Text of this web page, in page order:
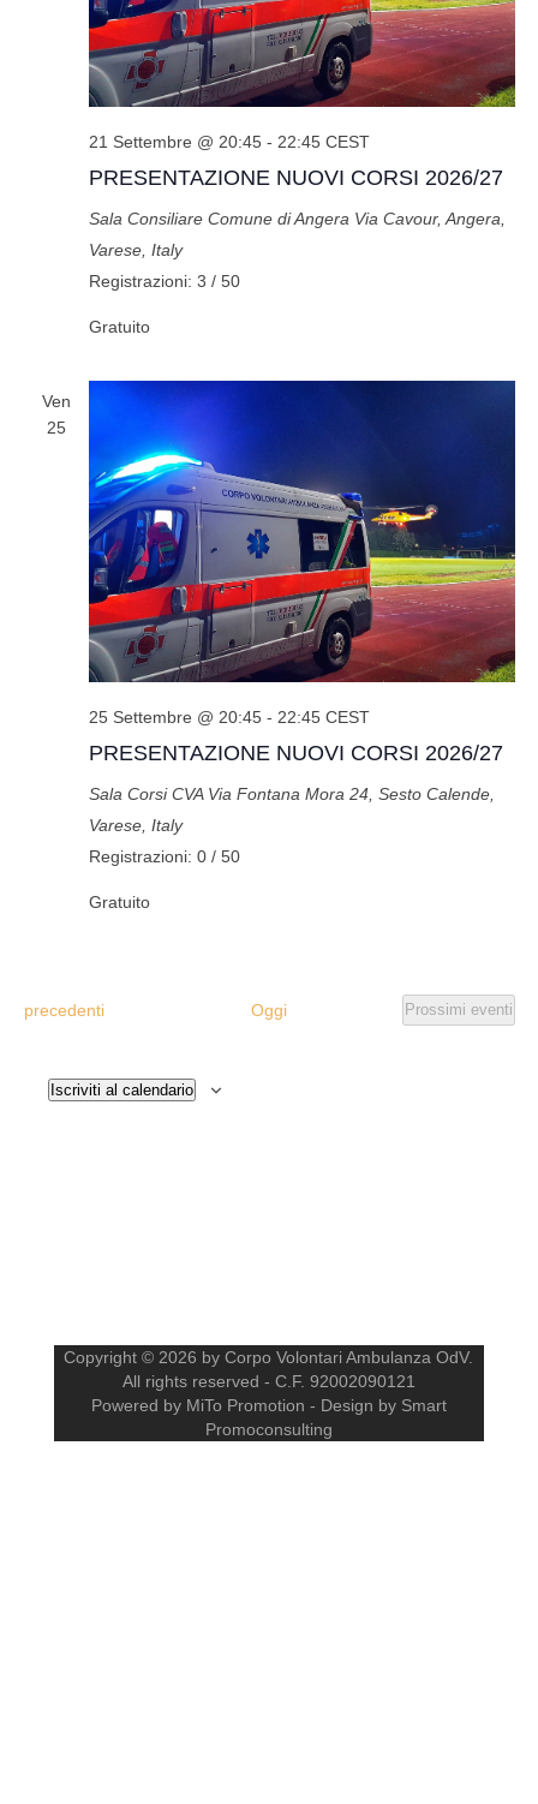
PRESENTAZIONE NUOVI CORSI 2026/27
21 Settembre @ 20:45- 22:45 CEST
Sala Consiliare Comune di Angera Via Cavour, Angera,
Varese, Italy
Registrazioni: 3 / 50
Gratuito
Ven
25
PRESENTAZIONE NUOVI CORSI 2026/27
25 Settembre @ 20:45- 22:45 CEST
Sala Corsi CVA Via Fontana Mora 24, Sesto Calende,
Varese, Italy
Registrazioni: 0 / 50
Gratuito
Eventi
precedenti Oggi Prossimi eventi
Iscriviti al calendario
Copyright © 2026 by Corpo Volontari Ambulanza OdV.
All rights reserved - C.F. 92002090121
Powered by MiTo Promotion - Design by Smart
Promoconsulting